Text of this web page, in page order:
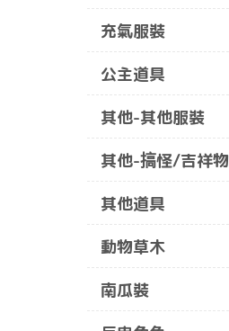
充氣服裝
公主道具
其他-其他服裝
其他-搞怪/吉祥物
其他道具
動物草木
南瓜裝